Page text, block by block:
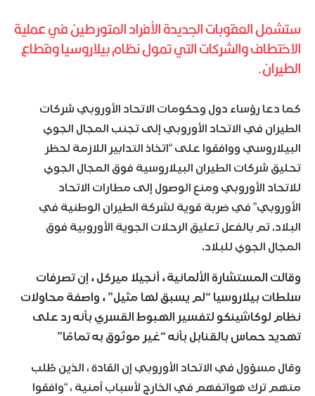
ستشمل العقوبات الجديدة الأفراد المتورطين في عملية
الاختطاف والشركات التي تمول نظام بيلاروسيا وقطاع
الطيران.
كما دعا رؤساء دول وحكومات الاتحاد الأوروبي شركات
الطيران في الاتحاد الأوروبي إلى تجنب المجال الجوي
البيلاروسي ووافقوا على “اتخاذ التدابير اللازمة لحظر
تحليق شركات الطيران البيلاروسية فوق المجال الجوي
للاتحاد الأوروبي ومنع الوصول إلى مطارات الاتحاد
الأوروبي” في ضربة قوية لشركة الطيران الوطنية في
البلاد. تم بالفعل تعليق الرحلات الجوية الأوروبية فوق
المجال الجوي للبلاد.
وقالت المستشارة الألمانية ، أنجيلا ميركل ، إن تصرفات
سلطات بيلاروسيا “لم يسبق لها مثيل” ، واصفة محاولات
نظام لوكاشينكو لتفسير الهبوط القسري بأنه رد على
تهديد حماس بالقنابل بأنه “غير موثوق به تمامًا”
وقال مسؤول في الاتحاد الأوروبي إن القادة ، الذين طُلب
منهم ترك هواتفهم في الخارج لأسباب أمنية ، “وافقوا